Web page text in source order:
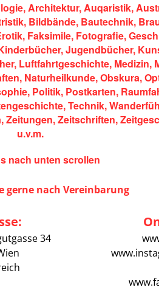
Architektur, Auqaristik,
Bildbände, Bautechnik,
Faksimile, Fotografie,
Jugendbücher,
Luftfahrtgeschichte, Medizin,
Naturheilkunde, Obskura,
Politik, Postkarten,
Technik,
Zeitungen, Zeitschriften,
u.v.m.
nach unten scrollen
gerne nach Vereinbarung
34